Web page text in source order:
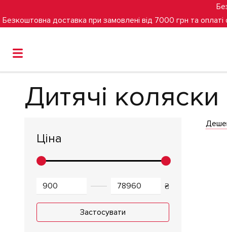
Безкоштовна доставка при замовлені від 7000 грн та оплаті
Дитячі коляски
Ціна
₴
Застосувати